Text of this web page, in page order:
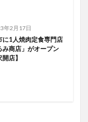
年2月17日
に1人焼肉定食専門店
み商店」がオープン
開店】